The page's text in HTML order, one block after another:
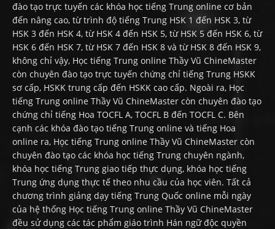
đào tạo trực tuyến các khóa học tiếng Trung online cơ bản
đến nâng cao, từ trình độ tiếng Trung HSK 1 đến HSK 3, từ
HSK 3 đến HSK 4, từ HSK 4 đến HSK 5, từ HSK 5 đến HSK 6, từ
HSK 6 đến HSK 7, từ HSK 7 đến HSK 8 và từ HSK 8 đến HSK 9,
không chỉ vậy, Học tiếng Trung online Thầy Vũ ChineMaster
còn chuyên đào tạo trực tuyến chứng chỉ tiếng Trung HSKK
sơ cấp, HSKK trung cấp đến HSKK cao cấp. Ngoài ra, Học
tiếng Trung online Thầy Vũ ChineMaster còn chuyên đào tạo
chứng chỉ tiếng Hoa TOCFL A, TOCFL B đến TOCFL C. Bên
cạnh các khóa đào tạo tiếng Trung online và tiếng Hoa
online ra, Học tiếng Trung online Thầy Vũ ChineMaster còn
chuyên đào tạo các khóa học tiếng Trung chuyên ngành,
khóa học tiếng Trung giao tiếp thực dụng, khóa học tiếng
Trung ứng dụng thực tế theo nhu cầu của học viên. Tất cả
chương trình giảng dạy tiếng Trung Quốc online mỗi ngày
của hệ thống Học tiếng Trung online Thầy Vũ ChineMaster
đều sử dụng các tác phẩm giáo trình Hán ngữ độc quyền